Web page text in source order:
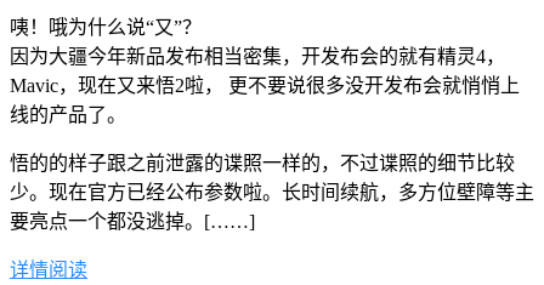
咦！哦为什么说“又”？
因为大疆今年新品发布相当密集，开发布会的就有精灵4，
Mavic，现在又来悟2啦， 更不要说很多没开发布会就悄悄上
线的产品了。
悟的的样子跟之前泄露的谍照一样的，不过谍照的细节比较
少。现在官方已经公布参数啦。长时间续航，多方位壁障等主
要亮点一个都没逃掉。[……]
详情阅读